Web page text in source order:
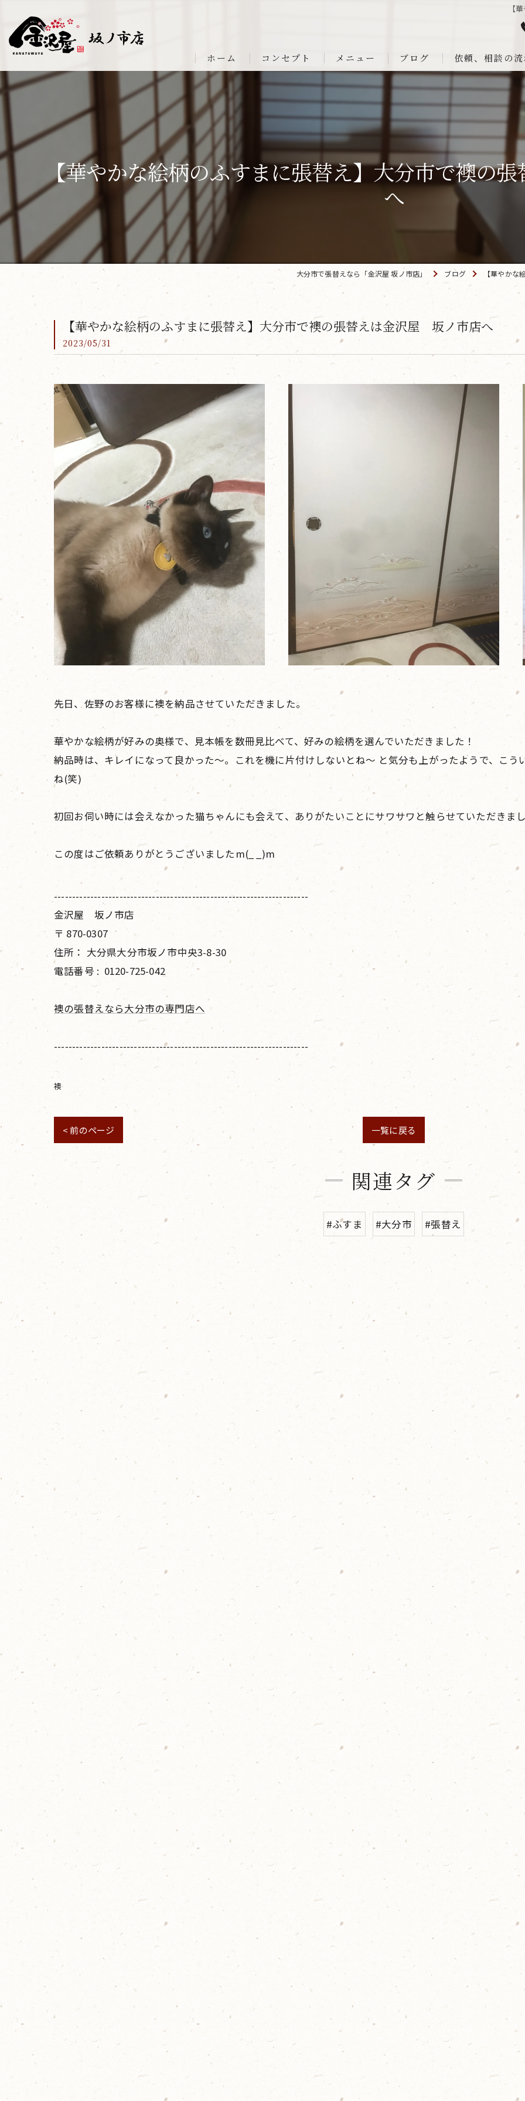
【
ホーム コンセプト メニュー ブログ 依頼、相談の
【華やかな絵柄のふすまに張替え】大分市で襖の
へ
大分市で張替えなら「金沢屋 坂ノ市店」 ブログ 【華やか
【華やかな絵柄のふすまに張替え】大分市で襖の張替えは金沢屋 坂ノ市店へ
2023/05/31
先日、佐野のお客様に襖を納品させていただきました。
華やかな絵柄が好みの奥様で、見本帳を数冊見比べて、好みの絵柄を選んでいただきました！
納品時は、キレイになって良かった〜。これを機に片付けしないとね〜 と気分も上がったようで、こ
ね(笑)
初回お伺い時には会えなかった猫ちゃんにも会えて、ありがたいことにサワサワと触らせていただきま
この度はご依頼ありがとうございましたm(_ _)m
----------------------------------------------------------------------
金沢屋 坂ノ市店
〒 870-0307
住所： 大分県大分市坂ノ市中央3-8-30
電話番号 : 0120-725-042
襖の張替えなら大分市の専門店へ
----------------------------------------------------------------------
襖
< 前のページ 一覧に戻る
関連タグ
#ふすま #大分市 #張替え